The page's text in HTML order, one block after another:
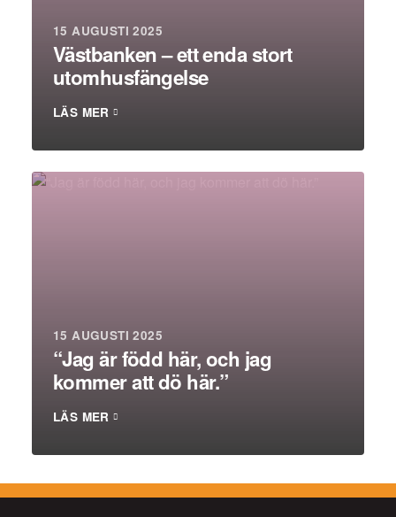
15 AUGUSTI 2025
Västbanken – ett enda stort
utomhusfängelse
LÄS MER
15 AUGUSTI 2025
“Jag är född här, och jag
kommer att dö här.”
LÄS MER